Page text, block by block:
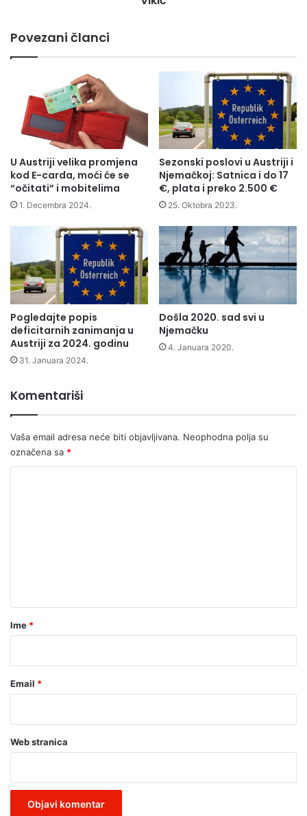
Povezani članci
U Austriji velika promjena
kod E-carda, moći će se
“očitati” i mobitelima
1. Decembra 2024.
Sezonski poslovi u Austriji i
Njemačkoj: Satnica i do 17
€, plata i preko 2.500 €
25. Oktobra 2023.
Pogledajte popis
deficitarnih zanimanja u
Austriji za 2024. godinu
31. Januara 2024.
Došla 2020. sad svi u
Njemačku
4. Januara 2020.
Komentariši
Vaša email adresa neće biti objavljivana. Neophodna polja su
označena sa *
rIme *
Email *
Web stranica